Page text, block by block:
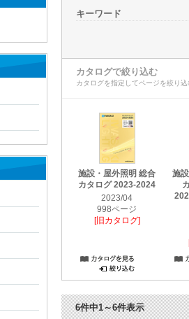
キーワード
カタログで絞り込む
カタログを指定してページを絞り
施設・屋外照明 総合
カタログ 2023-2024
2023/04
998ページ
[旧カタログ]
施
6件中1～6件表示